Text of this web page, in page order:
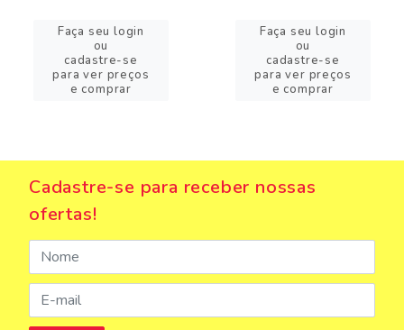
Faça seu login
ou
cadastre-se
para ver preços
e comprar
Faça seu login
ou
cadastre-se
para ver preços
e comprar
Cadastre-se para receber nossas
ofertas!